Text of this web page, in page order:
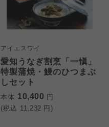
アイエスワイ
愛知うなぎ割烹「一愼」
特製蒲焼・鰻のひつまぶ
しセット
本体 10,400 円
(税込 11,232 円)